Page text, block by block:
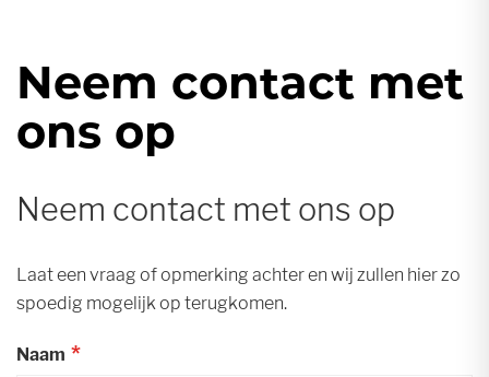
Neem contact met
ons op
Neem contact met ons op
Laat een vraag of opmerking achter en wij zullen hier zo
spoedig mogelijk op terugkomen.
Naam